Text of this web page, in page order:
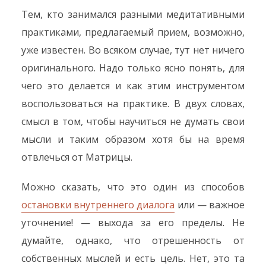
Тем, кто занимался разными медитативными
практиками, предлагаемый прием, возможно,
уже известен. Во всяком случае, тут нет ничего
оригинального. Надо только ясно понять, для
чего это делается и как этим инструментом
воспользоваться на практике. В двух словах,
смысл в том, чтобы научиться не думать свои
мысли и таким образом хотя бы на время
отвлечься от Матрицы.
Можно сказать, что это один из способов
остановки внутреннего диалога или — важное
уточнение! — выхода за его пределы. Не
думайте, однако, что отрешенность от
собственных мыслей и есть цель. Нет, это та